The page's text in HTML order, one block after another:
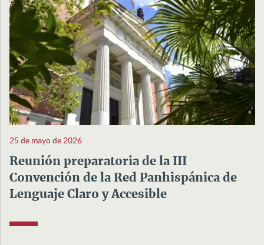
25 de mayo de 2026
Reunión preparatoria de la III
Convención de la Red Panhispánica de
Lenguaje Claro y Accesible